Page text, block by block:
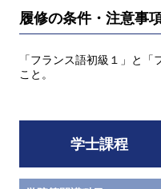
履修の条件・注意事
「フランス語初級１」と
こと。
学士課程